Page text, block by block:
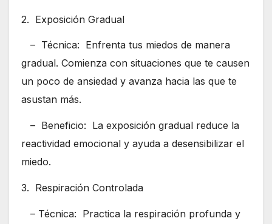
2. Exposición Gradual
– Técnica: Enfrenta tus miedos de manera
gradual. Comienza con situaciones que te causen
un poco de ansiedad y avanza hacia las que te
asustan más.
– Beneficio: La exposición gradual reduce la
reactividad emocional y ayuda a desensibilizar el
miedo.
3. Respiración Controlada
– Técnica: Practica la respiración profunda y